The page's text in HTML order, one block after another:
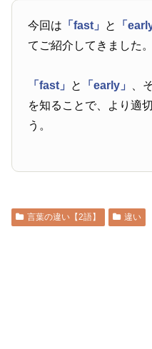
今回は 「fast」 と 「
てご紹介してきました。
「fast」 と 「early」
、
を知ることで、より適
う。
言葉の違い【2語】 違い